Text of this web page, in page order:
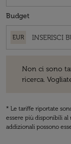
Budget
EUR
Non ci sono
ricerca.
* Le tariffe riportate
essere più disponibili
addizionali possono